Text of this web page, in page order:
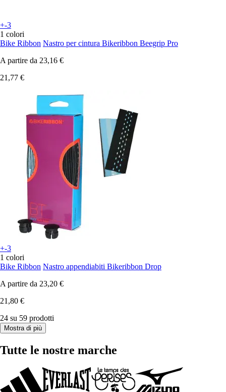
+-3
1 colori
Bike Ribbon Nastro per cintura Bikeribbon Beegrip Pro
A partire da 23,16 €
21,77 €
+-3
1 colori
Bike Ribbon Nastro appendiabiti Bikeribbon Drop
A partire da 23,20 €
21,80 €
24 su 59 prodotti
Mostra di più
Tutte le nostre marche